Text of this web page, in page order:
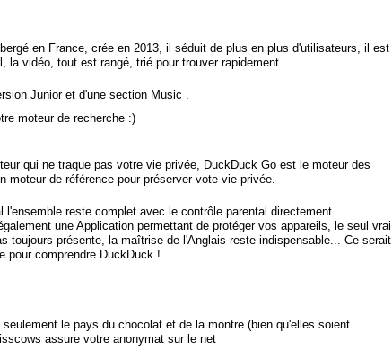
en France, crée en 2013, il séduit de plus en plus d'utilisateurs, il est
la vidéo, tout est rangé, trié pour trouver rapidement.
Junior et d'une section Music .
moteur de recherche :)
qui ne traque pas votre vie privée, DuckDuck Go est le moteur des
moteur de référence pour préserver vote vie privée.
l'ensemble reste complet avec le contrôle parental directement
une Application permettant de protéger vos appareils, le seul vrai
toujours présente, la maîtrise de l'Anglais reste indispensable... Ce serait
pour comprendre DuckDuck !
le pays du chocolat et de la montre (bien qu'elles soient
assure votre anonymat sur le net